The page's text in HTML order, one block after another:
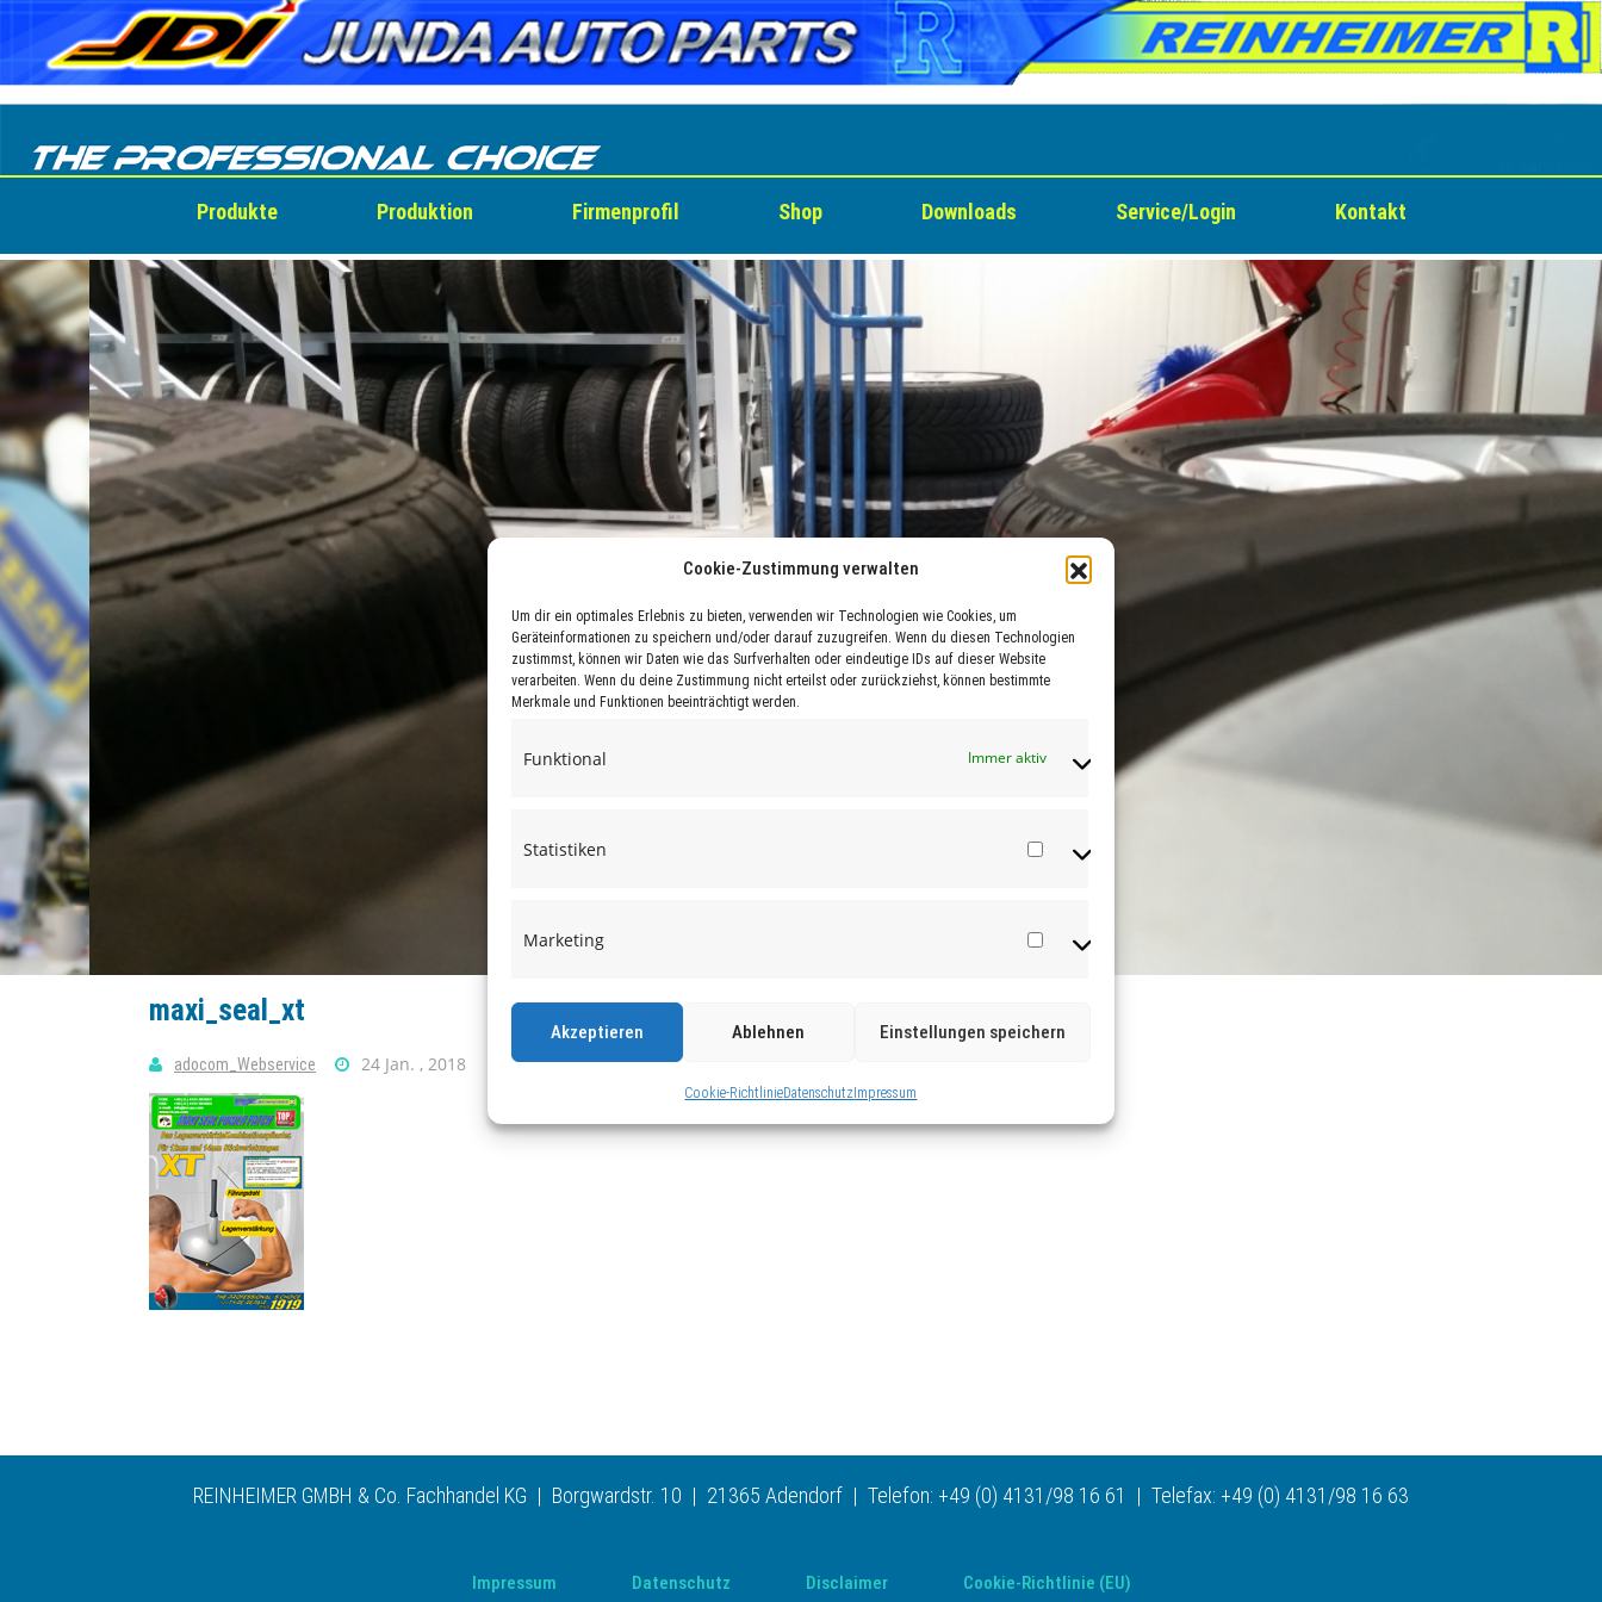
Cookie-Zustimmung verwalten
Um dir ein optimales Erlebnis zu bieten, verwenden wir Technologien wie Cookies, um
Geräteinformationen zu speichern und/oder darauf zuzugreifen. Wenn du diesen Technologien
zustimmst, können wir Daten wie das Surfverhalten oder eindeutige IDs auf dieser Website
verarbeiten. Wenn du deine Zustimmung nicht erteilst oder zurückziehst, können bestimmte
Merkmale und Funktionen beeinträchtigt werden.
Funktional Immer aktiv
Statistiken Statistiken
Marketing Marketing
Akzeptieren Ablehnen Einstellungen speichern
Cookie-RichtlinieDatenschutz Impressum
content
Produkte Produktion Firmenprofil Shop Downloads Service/Login Kontakt
maxi_seal_xt
adocom_Webservice 24 Jan. , 2018
REINHEIMER GMBH & Co. Fachhandel KG | Borgwardstr. 10 | 21365 Adendorf | Telefon: +49 (0) 4131/98 16 61 | Telefax: +49 (0) 4131/98 16 63
Impressum Datenschutz Disclaimer Cookie-Richtlinie (EU)